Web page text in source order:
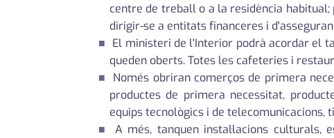
centre de treball o a la residència
dirigir-se a entitats financeres i
El ministeri de l'Interior podrà acordar el
queden oberts. Totes les cafeteries i
Només obriran comerços de primera
productes de primera necessitat,
equips tecnològics i de
A més, tanquen instal·lacions